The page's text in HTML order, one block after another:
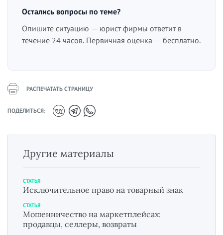
Остались вопросы по теме?
Опишите ситуацию — юрист фирмы ответит в
течение 24 часов. Первичная оценка — бесплатно.
РАСПЕЧАТАТЬ СТРАНИЦУ
ПОДЕЛИТЬСЯ:
Другие материалы
СТАТЬЯ
Исключительное право на товарный знак
СТАТЬЯ
Мошенничество на маркетплейсах:
продавцы, селлеры, возвраты